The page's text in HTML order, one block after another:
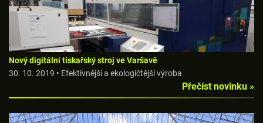
Nový digitální tiskařský stroj ve Varšavě
30. 10. 2019 • Efektivnější a ekologičtější výroba
Přečíst novinku »